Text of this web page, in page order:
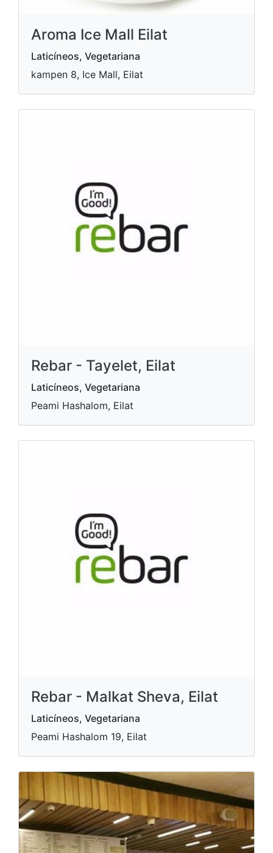
Aroma Ice Mall Eilat
Laticíneos, Vegetariana
kampen 8, Ice Mall, Eilat
Rebar - Tayelet, Eilat
Laticíneos, Vegetariana
Peami Hashalom, Eilat
Rebar - Malkat Sheva, Eilat
Laticíneos, Vegetariana
Peami Hashalom 19, Eilat